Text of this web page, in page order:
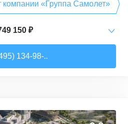
компании «Группа Самолет»
150 ₽
134-98-..